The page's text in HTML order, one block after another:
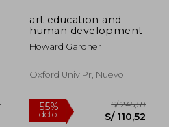
art education and
human development
Howard Gardner
Oxford Univ Pr, Nuevo